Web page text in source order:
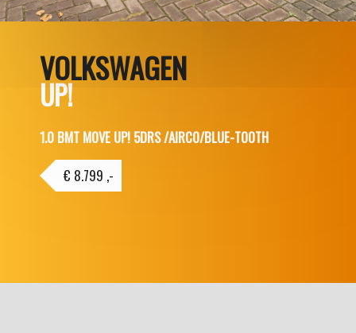
VOLKSWAGEN
UP!
1.0 BMT MOVE UP! 5DRS /AIRCO/BLUE-TOOTH
€ 8.799 ,-